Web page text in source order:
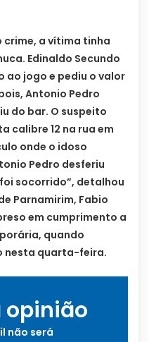
crime, a vítima tinha
Edinaldo Secundo
ao jogo e pediu o valor
Antonio Pedro
do bar. O suspeito
calibre 12 na rua em
onde o idoso
Pedro desferiu
socorrido”, detalhou
Parnamirim, Fabio
em cumprimento a
quando
nesta quarta-feira.
opinião
não será